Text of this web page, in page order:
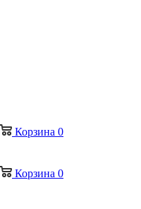
Корзина 0
Корзина 0